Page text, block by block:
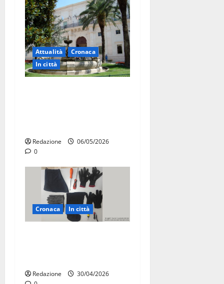
Attualità
Cronaca
In città
Redazione
06/05/2026
0
Cronaca In città
Redazione
30/04/2026